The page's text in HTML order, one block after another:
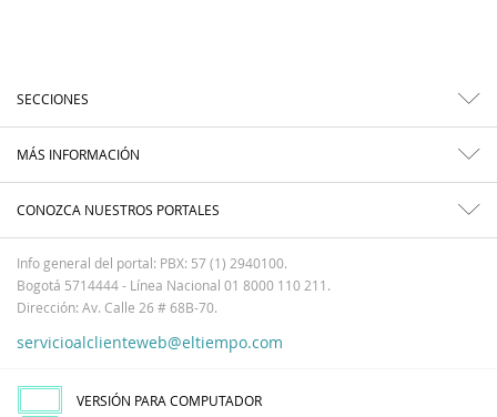
SECCIONES
MÁS INFORMACIÓN
CONOZCA NUESTROS PORTALES
Info general del portal: PBX: 57 (1) 2940100.
Bogotá 5714444 - Línea Nacional 01 8000 110 211.
Dirección: Av. Calle 26 # 68B-70.
servicioalclienteweb@eltiempo.com
VERSIÓN PARA COMPUTADOR